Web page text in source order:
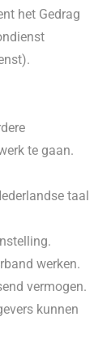
het Gedrag
te gaan.
taal
werken.
vermogen.
kunnen